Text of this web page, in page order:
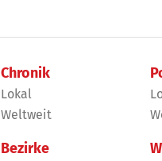
Chronik
Lokal
Weltweit
Bezirke